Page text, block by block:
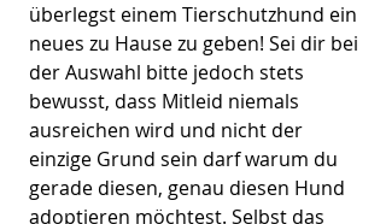
überlegst einem Tierschutzhund ein
neues zu Hause zu geben! Sei dir bei
der Auswahl bitte jedoch stets
bewusst, dass Mitleid niemals
ausreichen wird und nicht der
einzige Grund sein darf warum du
gerade diesen, genau diesen Hund
adoptieren möchtest. Selbst das